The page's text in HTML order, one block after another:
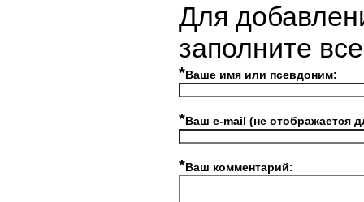
Для
заполните
*Ваше имя или псевдоним:
*Ваш e-mail (не отображается
*Ваш комментарий: